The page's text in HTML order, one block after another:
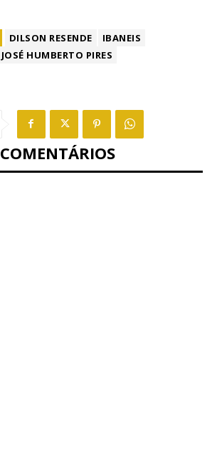
DILSON RESENDE
IBANEIS
JOSÉ HUMBERTO PIRES
COMENTÁRIOS